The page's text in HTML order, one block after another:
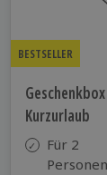
BESTSELLER
Geschenkbox
Kurzurlaub
Für 2
Personen